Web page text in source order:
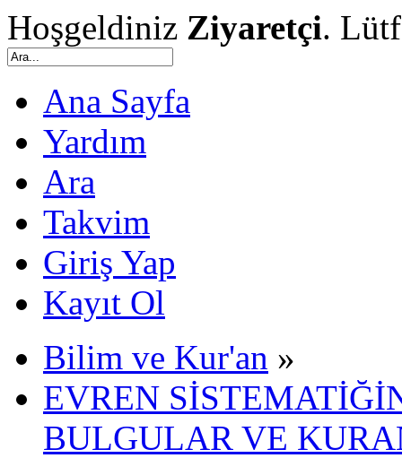
Hoşgeldiniz Ziyaretçi.
Ana Sayfa
Yardım
Ara
Takvim
Giriş Yap
Kayıt Ol
Bilim ve Kur'an »
EVREN
BULGULAR VE